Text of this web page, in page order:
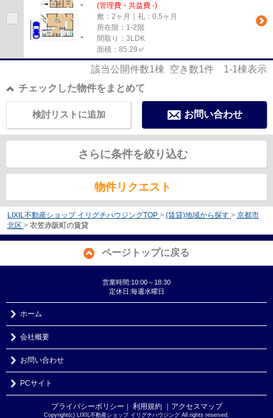
(管理費・共益費 -)
敷：2ヶ月｜礼：0.5ヶ月
所在階：1-2階
間取り：3LDK
面積：85.29㎡
該当公開件数1棟 空き数1件 1-1棟表示
チェックした物件をまとめて
お問い合わせ
検討リストに追加
さらに条件を絞り込む
物件リクエスト
LIXIL不動産ショップ イリグチハウジングTOP > (賃貸)地域から探す > 京都市
北区 > 衣笠赤阪町の賃貸
ページトップに戻る
営業時間:10:00～18:30
定休日:毎週水曜日
ホーム
会社概要
お問い合わせ
PCサイト
プライバシーポリシー ｜ 利用規約 ｜アクセスマップ
Copyright(c) LIXIL不動産ショップ イリグチハウジング All rights reserved.